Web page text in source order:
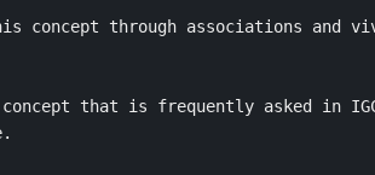
concept through associations and
that is frequently asked in